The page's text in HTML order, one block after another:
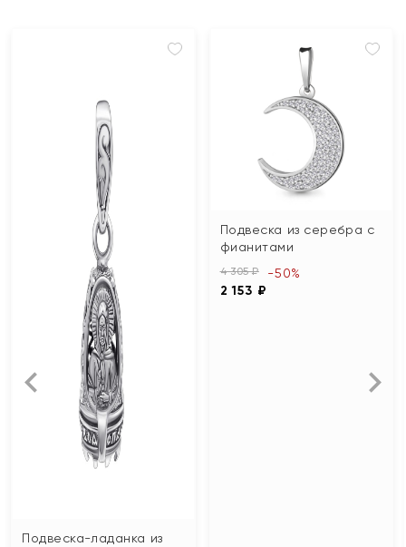
Подвеска-ладанка из
Подвеска из серебра с
фианитами
4 305 ₽
2 153 ₽
-50%